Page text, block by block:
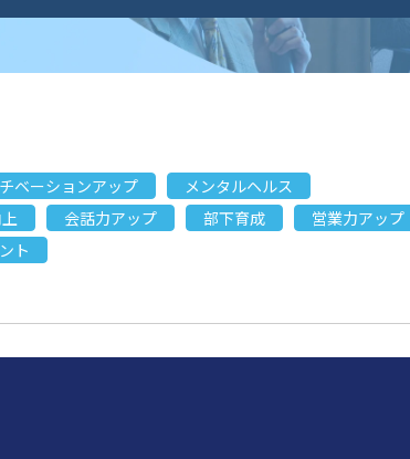
ベーションアップ
メンタルヘルス
会話力アップ 部下育成
営業力アップ
ト